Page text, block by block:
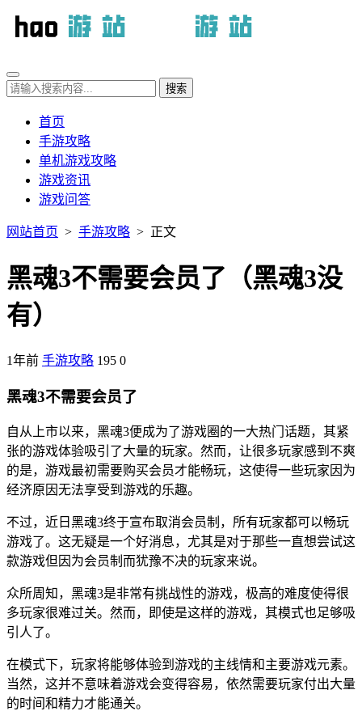
首页
手游攻略
单机游戏攻略
游戏资讯
游戏问答
网站首页 > 手游攻略 > 正文
黑魂3不需要会员了（黑魂3没
有）
1年前 手游攻略 195 0
黑魂3不需要会员了
自从上市以来，黑魂3便成为了游戏圈的一大热门话题，其紧
张的游戏体验吸引了大量的玩家。然而，让很多玩家感到不爽
的是，游戏最初需要购买会员才能畅玩，这使得一些玩家因为
经济原因无法享受到游戏的乐趣。
不过，近日黑魂3终于宣布取消会员制，所有玩家都可以畅玩
游戏了。这无疑是一个好消息，尤其是对于那些一直想尝试这
款游戏但因为会员制而犹豫不决的玩家来说。
众所周知，黑魂3是非常有挑战性的游戏，极高的难度使得很
多玩家很难过关。然而，即使是这样的游戏，其模式也足够吸
引人了。
在模式下，玩家将能够体验到游戏的主线情和主要游戏元素。
当然，这并不意味着游戏会变得容易，依然需要玩家付出大量
的时间和精力才能通关。